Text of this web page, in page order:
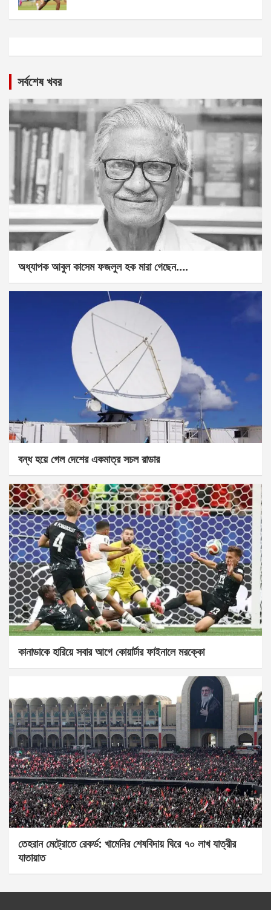
সর্বশেষ খবর
অধ্যাপক আবুল কাসেম ফজলুল হক মারা গেছেন….
বন্ধ হয়ে গেল দেশের একমাত্র সচল রাডার
কানাডাকে হারিয়ে সবার আগে কোয়ার্টার ফাইনালে মরক্কো
তেহরান মেট্রোতে রেকর্ড: খামেনির শেষবিদায় ঘিরে ৭০ লাখ যাত্রীর
যাতায়াত